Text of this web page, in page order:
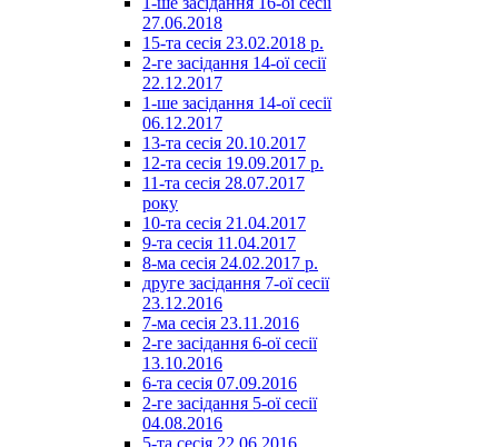
27.06.2018
15-та сесія 23.02.2018 р.
2-ге засідання 14-ої сесії
22.12.2017
1-ше засідання 14-ої сесії
06.12.2017
13-та сесія 20.10.2017
12-та сесія 19.09.2017 р.
11-та сесія 28.07.2017
року
10-та сесія 21.04.2017
9-та сесія 11.04.2017
8-ма сесія 24.02.2017 р.
друге засідання 7-ої сесії
23.12.2016
7-ма сесія 23.11.2016
2-ге засідання 6-ої сесії
13.10.2016
6-та сесія 07.09.2016
2-ге засідання 5-ої сесії
04.08.2016
5-та сесія 22.06.2016